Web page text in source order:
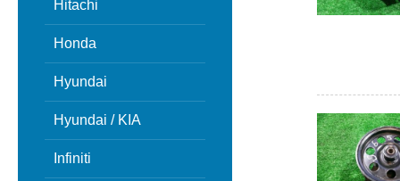
Hitachi
Honda
Hyundai
Hyundai / KIA
Infiniti